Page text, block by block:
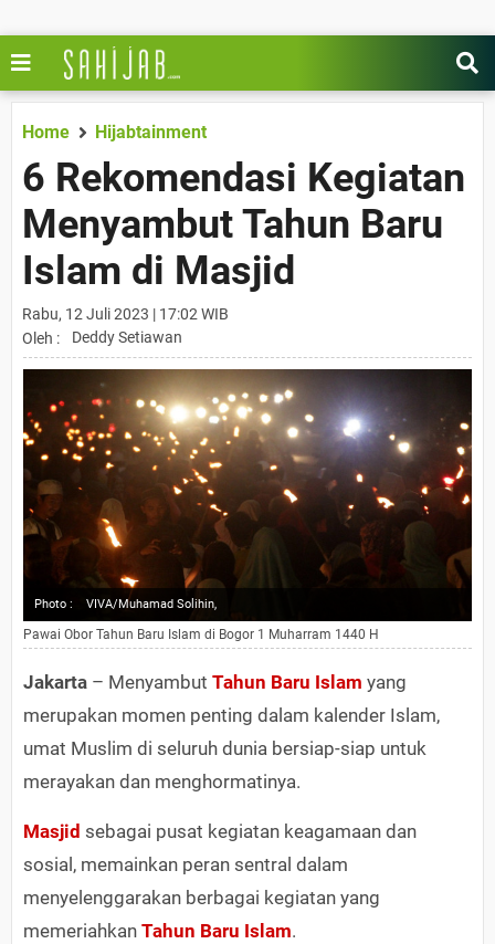
Home Hijabtainment
6 Rekomendasi Kegiatan
Menyambut Tahun Baru
Islam di Masjid
Rabu, 12 Juli 2023 | 17:02 WIB
Oleh :
Deddy Setiawan
Photo : VIVA/Muhamad Solihin,
Pawai Obor Tahun Baru Islam di Bogor 1 Muharram 1440 H
Jakarta – Menyambut Tahun Baru Islam yang
merupakan momen penting dalam kalender Islam,
umat Muslim di seluruh dunia bersiap-siap untuk
merayakan dan menghormatinya.
Masjid sebagai pusat kegiatan keagamaan dan
sosial, memainkan peran sentral dalam
menyelenggarakan berbagai kegiatan yang
memeriahkan Tahun Baru Islam.